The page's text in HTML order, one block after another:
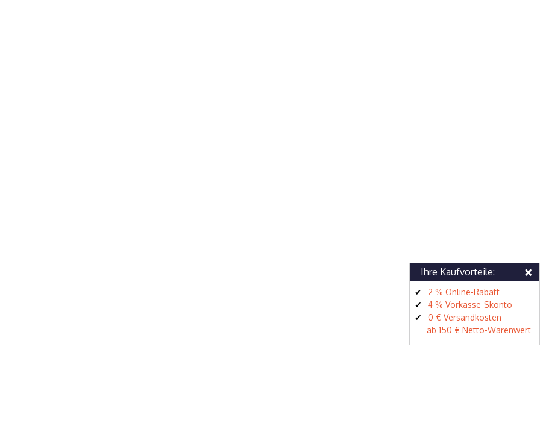
Ihre Kaufvorteile: ×
2 % Online-Rabatt
4 % Vorkasse-Skonto
0 € Versandkosten
ab 150 € Netto-Warenwert